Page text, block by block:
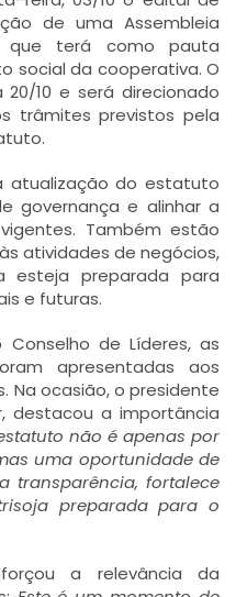
de uma Assembleia
que terá como pauta
social da cooperativa. O
10 e será direcionado
trâmites previstos pela
atualização do estatuto
governança e alinhar a
Também estão
atividades de negócios,
esteja preparada para
e futuras.
de Líderes, as
apresentadas aos
Na ocasião, o presidente
destacou a importância
não é apenas por
uma oportunidade de
transparência, fortalece
preparada para o
a relevância da